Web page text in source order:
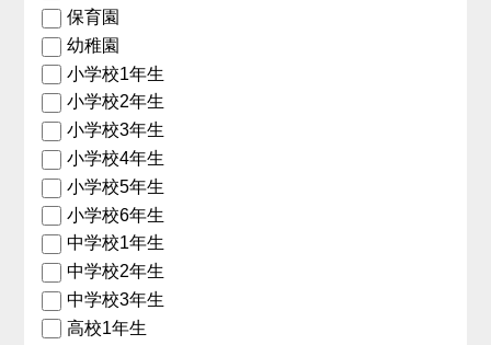
保育園
幼稚園
小学校1年生
小学校2年生
小学校3年生
小学校4年生
小学校5年生
小学校6年生
中学校1年生
中学校2年生
中学校3年生
高校1年生